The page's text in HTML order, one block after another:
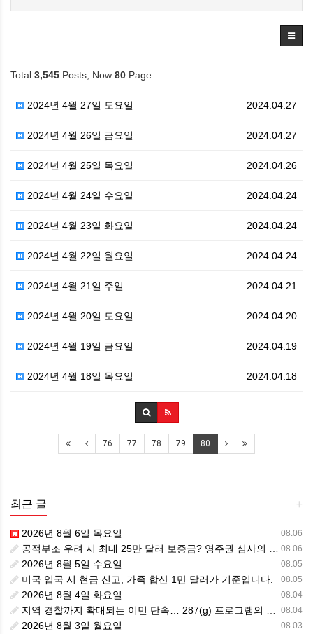
Total 3,545 Posts, Now 80 Page
2024.04.27
2024년 4월 27일 토요일
2024.04.27
2024년 4월 26일 금요일
2024.04.26
2024년 4월 25일 목요일
2024.04.24
2024년 4월 24일 수요일
2024.04.24
2024년 4월 23일 화요일
2024.04.24
2024년 4월 22일 월요일
2024.04.21
2024년 4월 21일 주일
2024.04.20
2024년 4월 20일 토요일
2024.04.19
2024년 4월 19일 금요일
2024.04.18
2024년 4월 18일 목요일
76 77 78 79 80
+
최근 글
08.06
2026년 8월 6일 목요일
08.06
공적부조 우려 시 최대 25만 달러 보증금? 영주권 심사의 새로운 변수
08.05
2026년 8월 5일 수요일
08.05
미국 입국 시 현금 신고, 가족 합산 1만 달러가 기준입니다.
08.04
2026년 8월 4일 화요일
08.04
지역 경찰까지 확대되는 이민 단속… 287(g) 프로그램의 대대적 확장
08.03
2026년 8월 3일 월요일